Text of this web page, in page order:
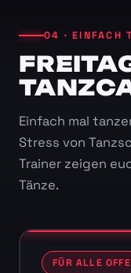
04 · EINFACH
Einfach mal
Stress von
Trainer zeigen
Tänze.
FÜR ALLE